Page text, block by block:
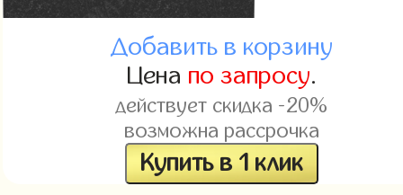
Добавить в корзину
Цена по запросу.
действует скидка -20%
возможна рассрочка
Купить в 1 клик